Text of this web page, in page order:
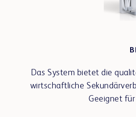
Das System bietet die
wirtschaftliche
Geeignet